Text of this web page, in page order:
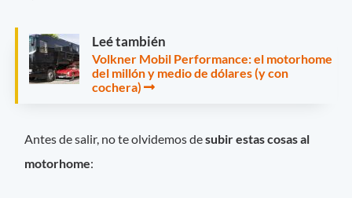
Leé también
Volkner Mobil Performance: el motorhome
del millón y medio de dólares (y con
cochera)
Antes de salir, no te olvidemos desubir estas cosas al
motorhome: